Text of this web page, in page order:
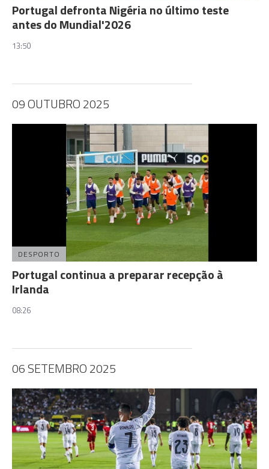
Portugal defronta Nigéria no último teste
antes do Mundial'2026
13:50
09 OUTUBRO 2025
DESPORTO
Portugal continua a preparar recepção à
Irlanda
08:26
06 SETEMBRO 2025